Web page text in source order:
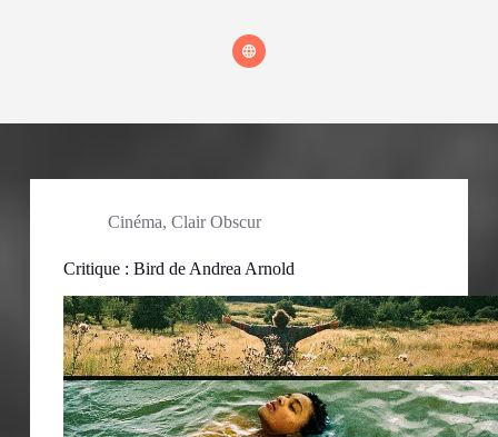
Cinéma, Clair Obscur
Critique : Bird de Andrea Arnold